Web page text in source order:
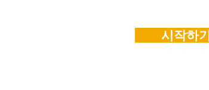
시작하